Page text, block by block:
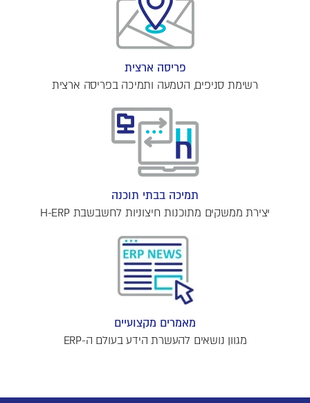
פריסה ארצית
רשימת סניפים, הטמעה ותמיכה בפריסה ארצית
תמיכה בבתי תוכנה
יצירת ממשקים מתוכנות חיצוניות לחשבשבת H-ERP
מאמרים מקצועיים
מגוון נושאים להעשרת הידע בעולם ה-ERP